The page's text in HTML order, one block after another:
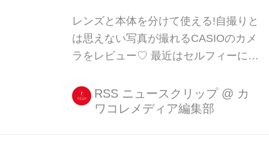
レンズと本体を分けて使える!自撮りと
は思えない写真が撮れるCASIOのカメ
ラをレビュー♡ 最近はセルフィーに特
こちらも一見普通のデジカメですが、
実は斬新なトランスフォームで今まで
RSS ニュースクリップ @ カ
ワコレメディア編集部